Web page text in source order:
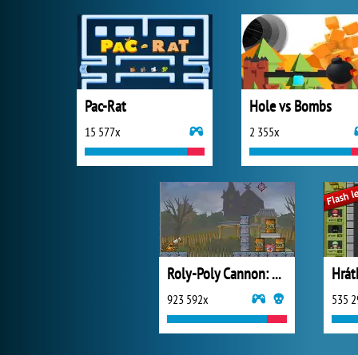
Pac-Rat
15 577x
Hole vs Bombs
2 355x
Roly-Poly Cannon: BMP
923 592x 535